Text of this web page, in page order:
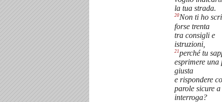
la tua strada.
20Non ti ho
forse trenta
tra consigli e
istruzioni,
21perché tu
esprimere una
giusta
e rispondere
parole sicure
interroga?